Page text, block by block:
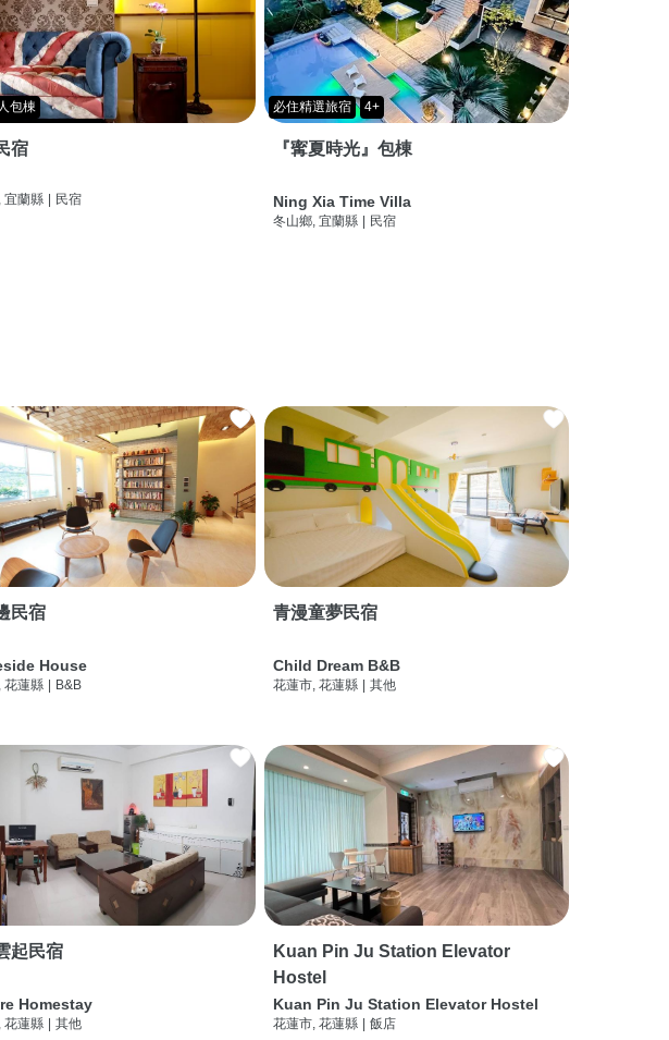
包棟
宿
宜蘭縣 | 民宿
必住精選旅宿 4+
『寗夏時光』包棟
Ning Xia Time Villa
冬山鄉, 宜蘭縣 | 民宿
民宿
House
花蓮縣 | B&B
青漫童夢民宿
Child Dream B&B
花蓮市, 花蓮縣 | 其他
起民宿
Homestay
花蓮縣 其他
Kuan Pin Ju Station Elevator
Hostel
Kuan Pin Ju Station Elevator Hostel
花蓮市, 花蓮縣 飯店